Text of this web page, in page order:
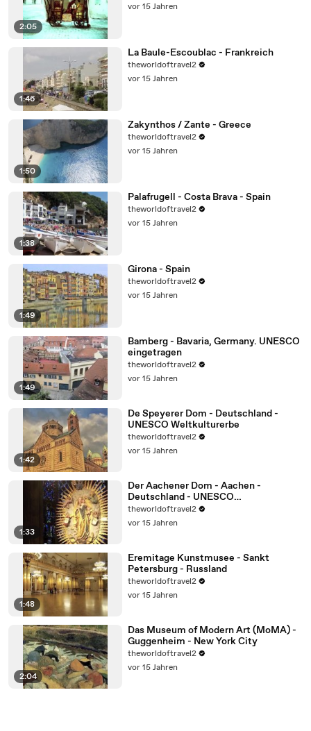
2:05
vor 15 Jahren
1:46
La Baule-Escoublac - Frankreich
theworldoftravel2
vor 15 Jahren
1:50
Zakynthos / Zante - Greece
theworldoftravel2
vor 15 Jahren
1:38
Palafrugell - Costa Brava - Spain
theworldoftravel2
vor 15 Jahren
1:49
Girona - Spain
theworldoftravel2
vor 15 Jahren
1:49
Bamberg - Bavaria, Germany. UNESCO
eingetragen
theworldoftravel2
vor 15 Jahren
1:42
De Speyerer Dom - Deutschland -
UNESCO Weltkulturerbe
theworldoftravel2
vor 15 Jahren
1:33
Der Aachener Dom - Aachen -
Deutschland - UNESCO
Weltkulturerbe
theworldoftravel2
vor 15 Jahren
1:48
Eremitage Kunstmusee - Sankt
Petersburg - Russland
theworldoftravel2
vor 15 Jahren
2:04
Das Museum of Modern Art (MoMA) -
Guggenheim - New York City
theworldoftravel2
vor 15 Jahren